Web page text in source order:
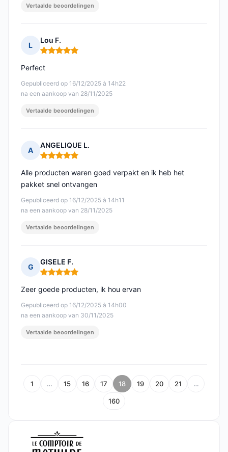
Vertaalde beoordelingen
L
Lou F.
Opmerking: 5 van 5
Gepubliceerd op 16/12/2025 à 14h22
na een aankoop van 28/11/2025
Perfect
Vertaalde beoordelingen
A
ANGELIQUE L.
Opmerking: 5 van 5
Gepubliceerd op 16/12/2025 à 14h11
na een aankoop van 28/11/2025
Alle producten waren goed verpakt en ik heb het
pakket snel ontvangen
Vertaalde beoordelingen
G
GISELE F.
Opmerking: 5 van 5
Gepubliceerd op 16/12/2025 à 14h00
na een aankoop van 30/11/2025
Zeer goede producten, ik hou ervan
Vertaalde beoordelingen
1 … 15 16 17 18 19 20 21 …
160